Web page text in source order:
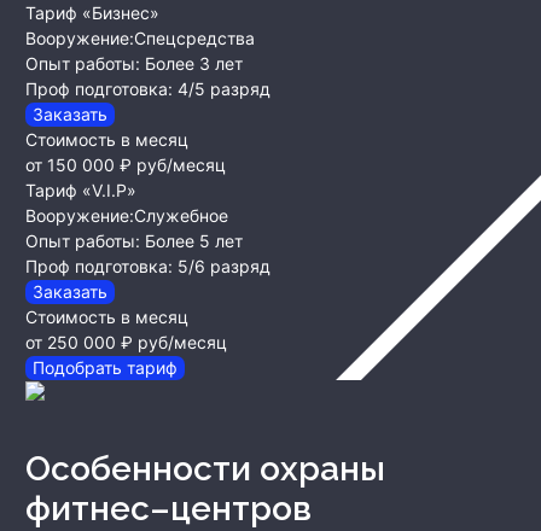
Тариф «Бизнес»
Вооружение:Спецсредства
Опыт работы: Более 3 лет
Проф подготовка: 4/5 разряд
Заказать
Стоимость в месяц
от 150 000 ₽ руб/месяц
Тариф «V.I.P»
Вооружение:Служебное
Опыт работы: Более 5 лет
Проф подготовка: 5/6 разряд
Заказать
Стоимость в месяц
от 250 000 ₽ руб/месяц
Подобрать тариф
Особенности охраны
фитнес–центров